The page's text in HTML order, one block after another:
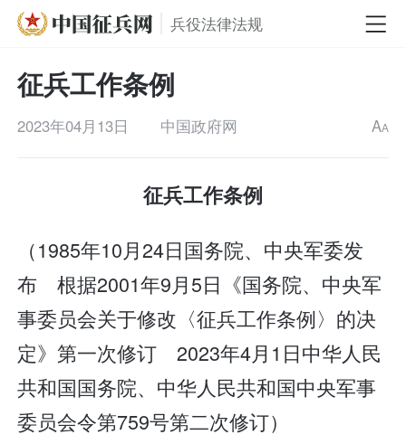
兵役法律法规
征兵工作条例
2023年04月13日 中国政府网 AA
征兵工作条例
（1985年10月24日国务院、中央军委发
布 根据2001年9月5日《国务院、中央军
事委员会关于修改〈征兵工作条例〉的决
定》第一次修订 2023年4月1日中华人民
共和国国务院、中华人民共和国中央军事
委员会令第759号第二次修订）